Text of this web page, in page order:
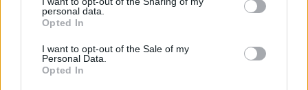
grant or deny consent to Google and its third-party tags to
use your data for below specified purposes in below Google
consent section.
personal data.
Opted In
I want to opt-out of the Sale of my
Personal Data.
Opted In
videogames, incluindo o jogo “Tecmo Bowl” para o
Nintendo Entertainment System (NES), “Bo Jackson’s Hit
and Run” para o Game Boy original, “Bo Jackson
Baseball” para NES e computadores compatíveis com